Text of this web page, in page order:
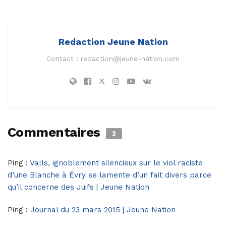
Redaction Jeune Nation
Contact : redaction@jeune-nation.com
Commentaires 2
Ping : Valls, ignoblement silencieux sur le viol raciste
d’une Blanche à Évry se lamente d’un fait divers parce
qu’il concerne des Juifs | Jeune Nation
Ping : Journal du 23 mars 2015 | Jeune Nation